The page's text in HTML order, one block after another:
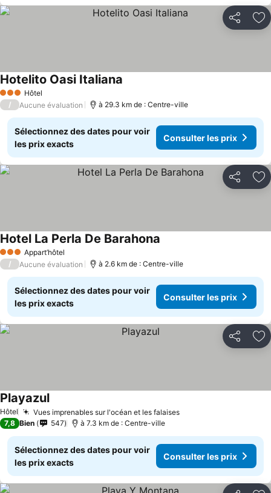
Partager
3 ÉtoilesHôtel
Hotelito Oasi Italiana
/ Aucune évaluation à 29.3 km de : Centre-ville
Sélectionnez des dates pour voir
les prix exacts
Consulter les prix
Partager
3 ÉtoilesAppart’hôtel
Hotel La Perla De Barahona
/ Aucune évaluation à 2.6 km de : Centre-ville
Sélectionnez des dates pour voir
les prix exacts
Consulter les prix
Partager
Hôtel Vues imprenables sur l'océan et les falaises
Playazul
7,8 Bien 547 à 7.3 km de : Centre-ville
Sélectionnez des dates pour voir
les prix exacts
Consulter les prix